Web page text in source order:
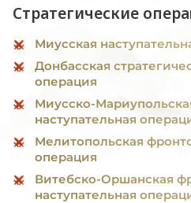
Стратегические
Миусская
Донбасская
операция
Миусско-
наступательная
Мелитопольская
операция
Витебско-Оршанская
наступательная